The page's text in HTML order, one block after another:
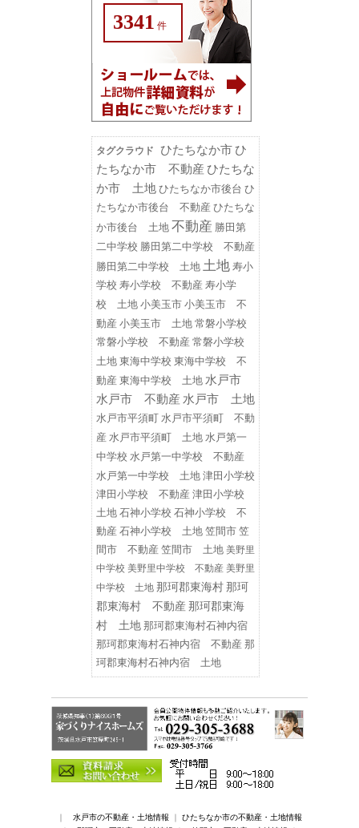
3341 件
タグクラウド ひたちなか市ひ
たちなか市 不動産 ひたちな
か市 土地 ひたちなか市後台 ひ
たちなか市後台 不動産 ひたちな
か市後台 土地 不動産 勝田第
二中学校 勝田第二中学校 不動産
勝田第二中学校 土地 土地 寿小
学校 寿小学校 不動産 寿小学
校 土地 小美玉市 小美玉市 不
動産 小美玉市 土地 常磐小学校
常磐小学校 不動産 常磐小学校
土地 東海中学校 東海中学校 不
動産 東海中学校 土地 水戸市
水戸市 不動産 水戸市 土地
水戸市平須町
水戸市平須町 不動
産 水戸市平須町 土地 水戸第一
中学校 水戸第一中学校 不動産
水戸第一中学校 土地 津田小学校
津田小学校 不動産 津田小学校
土地 石神小学校 石神小学校 不
動産 石神小学校 土地 笠間市 笠
間市 不動産 笠間市 土地 美野里
中学校 美野里中学校 不動産 美野里
中学校 土地 那珂郡東海村那珂
郡東海村 不動産那珂郡東海
村 土地 那珂郡東海村石神内宿
那珂郡東海村石神内宿 不動産 那
珂郡東海村石神内宿 土地
｜ 水戸市の不動産・土地情報 ｜ ひたちなか市の不動産・土地情報